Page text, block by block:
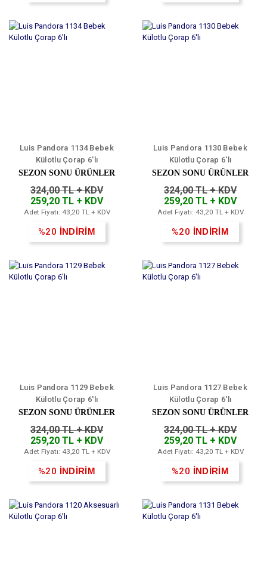
Luis Pandora 1134 Bebek
Külotlu Çorap 6'lı
SEZON SONU ÜRÜNLER
324,00 TL + KDV
259,20 TL + KDV
Adet Fiyatı: 43,20 TL + KDV
%20 İNDİRİM
Luis Pandora 1130 Bebek
Külotlu Çorap 6'lı
SEZON SONU ÜRÜNLER
324,00 TL + KDV
259,20 TL + KDV
Adet Fiyatı: 43,20 TL + KDV
%20 İNDİRİM
Luis Pandora 1129 Bebek
Külotlu Çorap 6'lı
SEZON SONU ÜRÜNLER
324,00 TL + KDV
259,20 TL + KDV
Adet Fiyatı: 43,20 TL + KDV
%20 İNDİRİM
Luis Pandora 1127 Bebek
Külotlu Çorap 6'lı
SEZON SONU ÜRÜNLER
324,00 TL + KDV
259,20 TL + KDV
Adet Fiyatı: 43,20 TL + KDV
%20 İNDİRİM